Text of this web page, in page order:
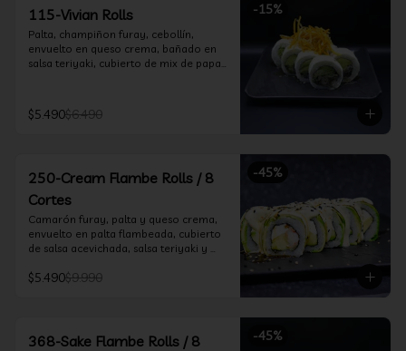
-15%
115-Vivian Rolls
Palta, champiñon furay, cebollín,
envuelto en queso crema, bañado en
salsa teriyaki, cubierto de mix de papas
$5.490$6.490
-45%
250-Cream Flambe Rolls / 8
Cortes
Camarón furay, palta y queso crema,
envuelto en palta flambeada, cubierto
de salsa acevichada, salsa teriyaki y
$5.490$9.990
-45%
368-Sake Flambe Rolls / 8